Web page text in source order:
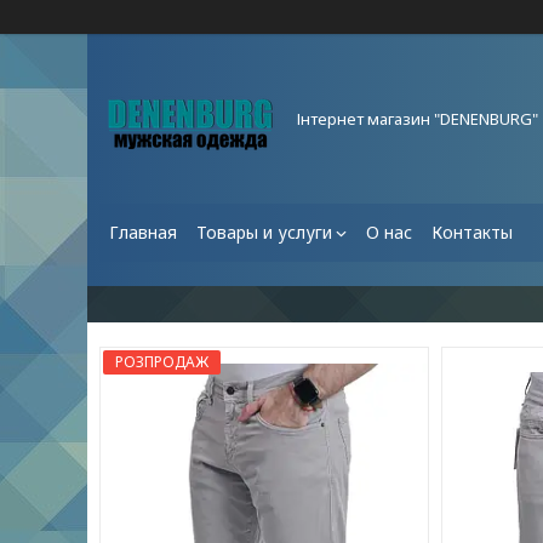
Інтернет магазин "DENENBURG"
Главная Товары и услуги О нас Контакты
РОЗПРОДАЖ